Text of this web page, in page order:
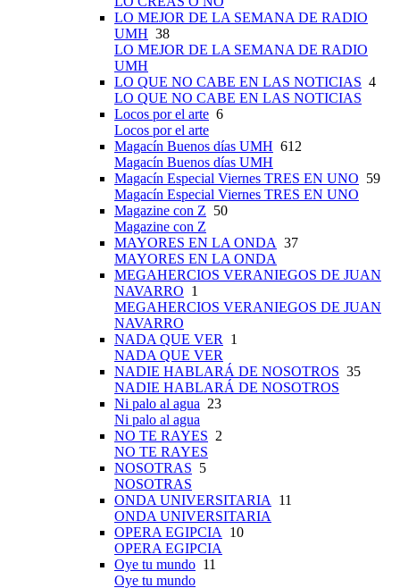
LO MEJOR DE LA SEMANA DE RADIO
UMH 38
LO MEJOR DE LA SEMANA DE RADIO
UMH
LO QUE NO CABE EN LAS NOTICIAS 4
LO QUE NO CABE EN LAS NOTICIAS
Locos por el arte 6
Locos por el arte
Magacín Buenos días UMH 612
Magacín Buenos días UMH
Magacín Especial Viernes TRES EN UNO 59
Magacín Especial Viernes TRES EN UNO
Magazine con Z 50
Magazine con Z
MAYORES EN LA ONDA 37
MAYORES EN LA ONDA
MEGAHERCIOS VERANIEGOS DE JUAN
NAVARRO 1
MEGAHERCIOS VERANIEGOS DE JUAN
NAVARRO
NADA QUE VER
1
NADA QUE VER
NADIE HABLARÁ DE NOSOTROS 35
NADIE HABLARÁ DE NOSOTROS
Ni palo al agua 23
Ni palo al agua
NO TE RAYES 2
NO TE RAYES
NOSOTRAS 5
NOSOTRAS
ONDA UNIVERSITARIA
11
ONDA UNIVERSITARIA
OPERA EGIPCIA
10
OPERA EGIPCIA
Oye tu mundo 11
Oye tu mundo